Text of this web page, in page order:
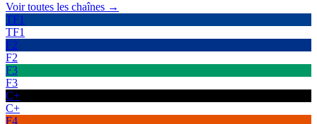
Voir toutes les chaînes →
TF1
TF1
F2
F2
F3
F3
C+
C+
F4